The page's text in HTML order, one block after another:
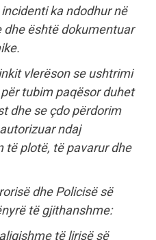
ka ndodhur në
dhe është dokumentuar
vlerëson se ushtrimi
tubim paqësor duhet
dhe se çdo përdorim
ndaj
të plotë, të pavarur dhe
dhe Policisë së
të gjithanshme:
të lirisë së